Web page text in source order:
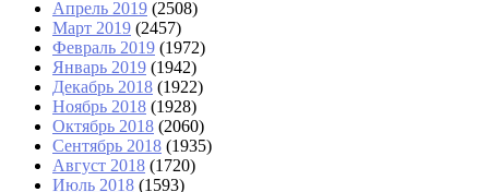
Апрель 2019 (2508)
Март 2019 (2457)
Февраль 2019 (1972)
Январь 2019 (1942)
Декабрь 2018 (1922)
Ноябрь 2018 (1928)
Октябрь 2018 (2060)
Сентябрь 2018 (1935)
Август 2018 (1720)
Июль 2018 (1593)